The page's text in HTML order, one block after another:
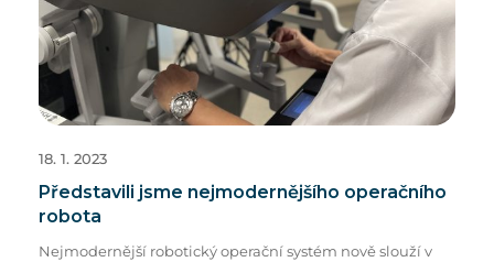
Představili jsme nejmodernějšího operačního
robota
Nejmodernější robotický operační systém nově slouží v
18. 1. 2023